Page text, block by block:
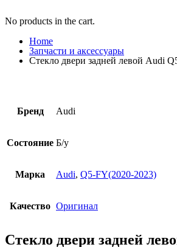
No products in the cart.
Home
Запчасти и аксессуары
Стекло двери задней левой Audi
Бренд Audi
Состояние Б/у
Марка Audi, Q5-FY(2020-2023)
Качество Оригинал
Стекло двери задней